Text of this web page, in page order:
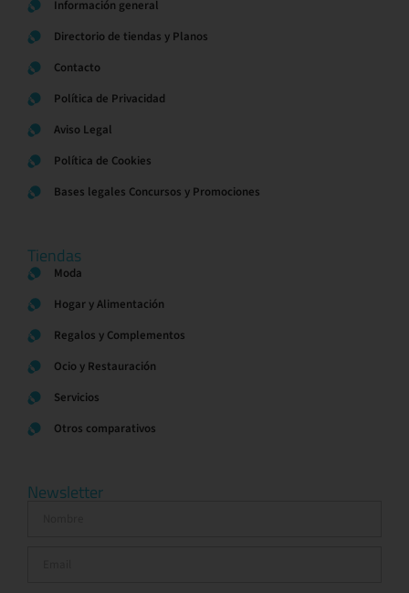
Información general
Directorio de tiendas y Planos
Contacto
Política de Privacidad
Aviso Legal
Política de Cookies
Bases legales Concursos y Promociones
Tiendas
Moda
Hogar y Alimentación
Regalos y Complementos
Ocio y Restauración
Servicios
Otros comparativos
Newsletter